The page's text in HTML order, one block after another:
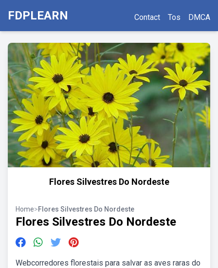
FDPLEARN Contact Tos DMCA
Flores Silvestres Do Nordeste
Home>Flores Silvestres Do Nordeste
Flores Silvestres Do Nordeste
Webcorredores florestais para salvar as aves raras do